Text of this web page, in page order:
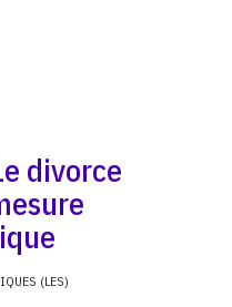
divorce
(LES)